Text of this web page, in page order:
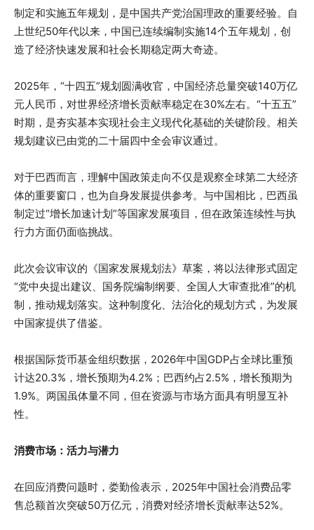
制定和实施五年规划，是中国共产党治国理政的重要经验。自
上世纪50年代以来，中国已连续编制实施14个五年规划，创
造了经济快速发展和社会长期稳定两大奇迹。
2025年，“十四五”规划圆满收官，中国经济总量突破140万亿
元人民币，对世界经济增长贡献率稳定在30%左右。“十五五”
时期，是夯实基本实现社会主义现代化基础的关键阶段。相关
规划建议已由党的二十届四中全会审议通过。
对于巴西而言，理解中国政策走向不仅是观察全球第二大经济
体的重要窗口，也为自身发展提供参考。与中国相比，巴西虽
制定过“增长加速计划”等国家发展项目，但在政策连续性与执
行力方面仍面临挑战。
此次会议审议的《国家发展规划法》草案，将以法律形式固定
“党中央提出建议、国务院编制纲要、全国人大审查批准”的机
制，推动规划落实。这种制度化、法治化的规划方式，为发展
中国家提供了借鉴。
根据国际货币基金组织数据，2026年中国GDP占全球比重预
计达20.3%，增长预期为4.2%；巴西约占2.5%，增长预期为
1.9%。两国虽体量不同，但在资源与市场方面具有明显互补
性。
消费市场：活力与潜力
在回应消费问题时，娄勤俭表示，2025年中国社会消费品零
售总额首次突破50万亿元，消费对经济增长贡献率达52%。